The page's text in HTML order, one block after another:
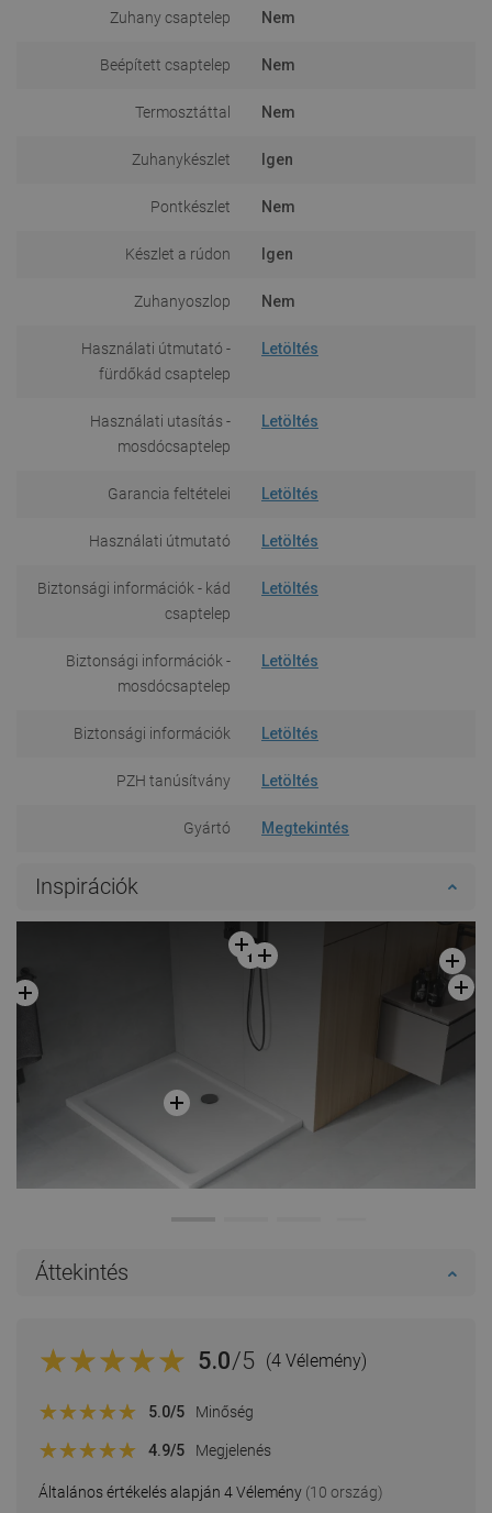
Zuhany csaptelep Nem
Beépített csaptelep Nem
Termosztáttal Nem
Zuhanykészlet Igen
Pontkészlet Nem
Készlet a rúdon Igen
Zuhanyoszlop Nem
Használati útmutató -
fürdőkád csaptelep
Letöltés
Használati utasítás -
mosdócsaptelep
Letöltés
Garancia feltételei Letöltés
Használati útmutató Letöltés
Biztonsági információk - kád
csaptelep
Letöltés
Biztonsági információk -
mosdócsaptelep
Letöltés
Biztonsági információk Letöltés
PZH tanúsítvány Letöltés
Gyártó Megtekintés
Inspirációk
Áttekintés
5.0/5 (4 Vélemény)
Általános értékelés alapján 4 Vélemény (10 ország)
5.0/5 Minőség
4.9/5 Megjelenés